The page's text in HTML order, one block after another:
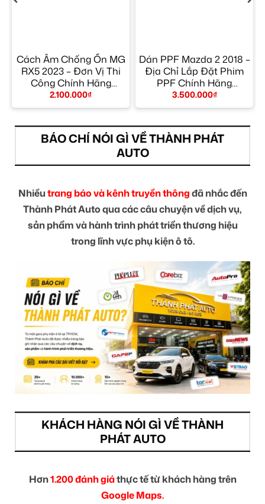
Cách Âm Chống Ồn MG
RX5 2023 – Đơn Vị Thi
Công Chính Hãng
TPHCM
2.100.000₫
Dán PPF Mazda 2 2018 –
Địa Chỉ Lắp Đặt Phim
PPF Chính Hãng
TPHCM
3.500.000₫
BÁO CHÍ NÓI GÌ VỀ THÀNH PHÁT
AUTO
Nhiềutrang báo và kênh truyền thôngđã nhắc đến
Thành Phát Auto qua các câu chuyện về dịch vụ,
sản phẩm và hành trình phát triển thương hiệu
trong lĩnh vực phụ kiện ô tô.
KHÁCH HÀNG NÓI GÌ VỀ THÀNH
PHÁT AUTO
Hơn1.200 đánh giáthực tế từ khách hàng trên
Google Maps.